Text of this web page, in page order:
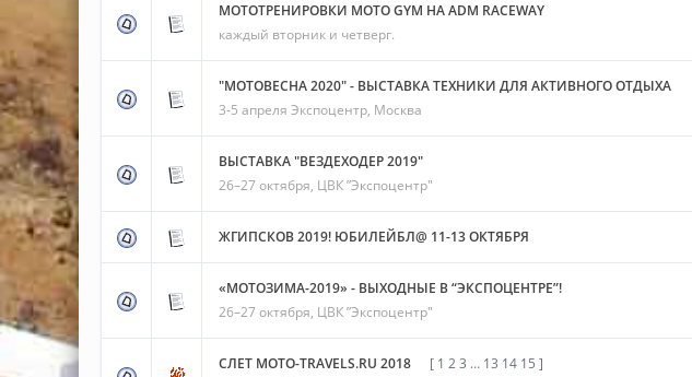
МОТОТРЕНИРОВКИ MOTO GYM НА ADM RACEWAY
каждый вторник и четверг.
"МОТОВЕСНА 2020" - ВЫСТАВКА ТЕХНИКИ ДЛЯ АКТИВНОГО ОТДЫХА
3-5 апреля Экспоцентр, Москва
ВЫСТАВКА "ВЕЗДЕХОДЕР 2019"
26–27 октября, ЦВК ”Экспоцентр"
ЖГИПСКОВ 2019! ЮБИЛЕЙБЛ@ 11-13 ОКТЯБРЯ
«МОТОЗИМА-2019» - ВЫХОДНЫЕ В “ЭКСПОЦЕНТРЕ”!
26–27 октября, ЦВК ”Экспоцентр"
СЛЕТ MOTO-TRAVELS.RU 2018 [ 1 23 … 13 14 15 ]